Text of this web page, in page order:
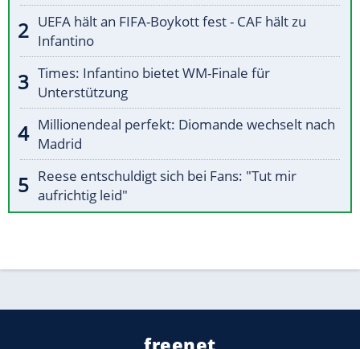
UEFA hält an FIFA-Boykott fest - CAF hält zu
Infantino
Times: Infantino bietet WM-Finale für
Unterstützung
Millionendeal perfekt: Diomande wechselt nach
Madrid
Reese entschuldigt sich bei Fans: "Tut mir
aufrichtig leid"